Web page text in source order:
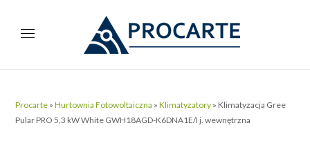
Procarte »Hurtownia Fotowoltaiczna »Klimatyzatory » Klimatyzacja Gree
Pular PRO 5,3 kW White GWH18AGD-K6DNA1E/I j. wewnętrzna